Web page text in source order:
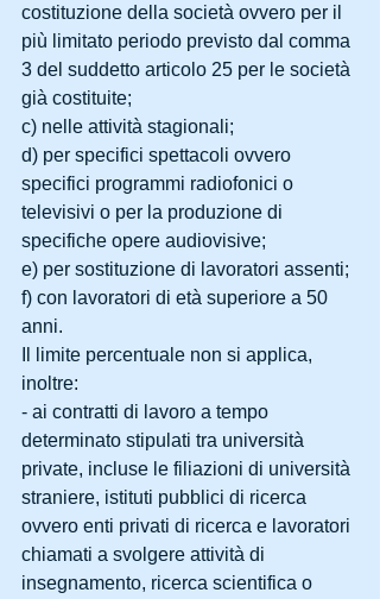
costituzione della società ovvero per il
più limitato periodo previsto dal comma
3 del suddetto articolo 25 per le società
già costituite;
c) nelle attività stagionali;
d) per specifici spettacoli ovvero
specifici programmi radiofonici o
televisivi o per la produzione di
specifiche opere audiovisive;
e) per sostituzione di lavoratori assenti;
f) con lavoratori di età superiore a 50
anni.
Il limite percentuale non si applica,
inoltre:
- ai contratti di lavoro a tempo
determinato stipulati tra università
private, incluse le filiazioni di università
straniere, istituti pubblici di ricerca
ovvero enti privati di ricerca e lavoratori
chiamati a svolgere attività di
insegnamento, ricerca scientifica o